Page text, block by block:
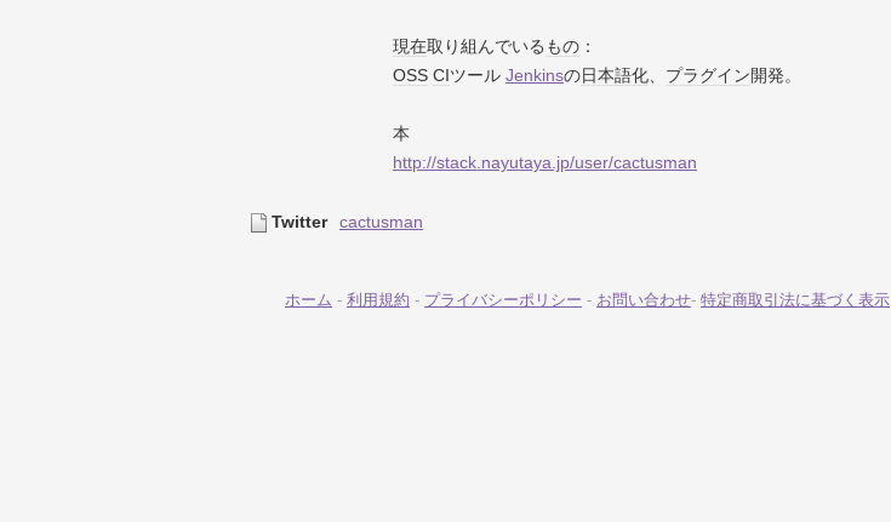
現在取り組んでいる もの ：
OSS CIツール Jenkinsの日本語化、 プラグイン開発。
本
http://stack.nayutaya.jp/user/cactusman
Twitter cactusman
ホーム - 利用規約 - プライバシーポリシー - お問い合わせ- 特定商取引法に基づく表示